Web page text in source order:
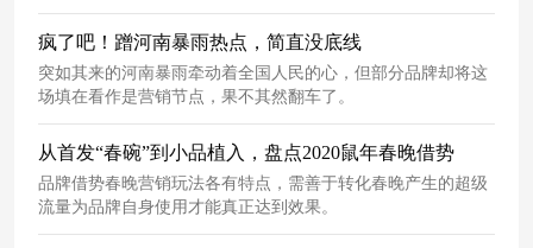
疯了吧！蹭河南暴雨热点，简直没底线
突如其来的河南暴雨牵动着全国人民的心，但部分品牌却将这
场填在看作是营销节点，果不其然翻车了。
从首发“春碗”到小品植入，盘点2020鼠年春晚借势
品牌借势春晚营销玩法各有特点，需善于转化春晚产生的超级
流量为品牌自身使用才能真正达到效果。